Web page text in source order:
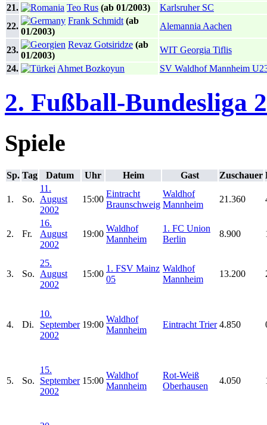
21. Teo Rus (ab 01/2003)
Karlsruher SC
22.
Frank Schmidt (ab
01/2003)
Alemannia Aachen
23.
Revaz Gotsiridze (ab
01/2003)
WIT Georgia Tiflis
24.
Ahmet Bozkoyun SV Waldhof Mannheim
2. Fußball-Bundesliga
Spiele
Sp. Tag Datum Uhr Heim Gast Zuschauer
1. So.
11.
August
2002
15:00
Eintracht
Braunschweig
Waldhof
Mannheim
21.360
2. Fr.
16.
August
2002
19:00
Waldhof
Mannheim
1. FC Union
Berlin
8.900
3. So.
25.
August
2002
15:00
1. FSV Mainz
05
Waldhof
Mannheim
13.200
4. Di.
10.
September
2002
19:00
Waldhof
Mannheim
Eintracht Trier 4.850
5. So.
15.
September
2002
15:00
Waldhof
Mannheim
Rot-Weiß
Oberhausen
4.050